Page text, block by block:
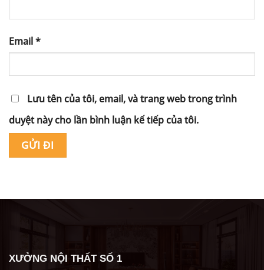
Email*
Lưu tên của tôi, email, và trang web trong trình
duyệt này cho lần bình luận kế tiếp của tôi.
XƯỞNG NỘI THẤT SỐ 1